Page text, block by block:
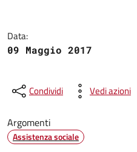
Data:
09 Maggio 2017
Condividi Vedi azioni
Argomenti
Assistenza sociale